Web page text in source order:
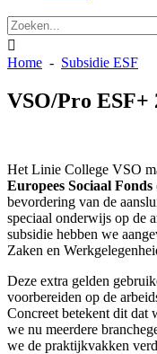

Home - Subsidie ESF
VSO/Pro ESF+
Het Linie College VSO
Europees Sociaal Fonds
bevordering van de
speciaal onderwijs op de
subsidie hebben we
Zaken en
Deze extra gelden
voorbereiden op de
Concreet betekent dit dat
we nu meerdere
we de praktijkvakken